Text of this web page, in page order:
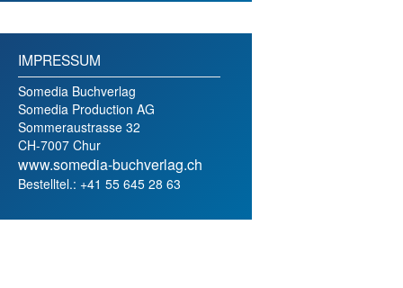
IMPRESSUM
Somedia Buchverlag
Somedia Production AG
Sommeraustrasse 32
CH-7007 Chur
www.somedia-buchverlag.ch
Bestelltel.: +41 55 645 28 63